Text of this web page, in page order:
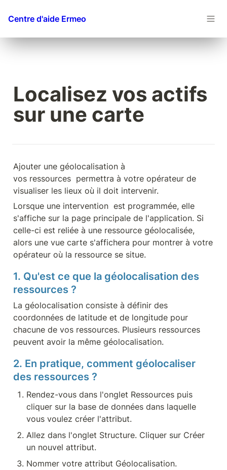
Centre d'aide Ermeo
Localisez vos actifs
sur une carte
Ajouter une géolocalisation à
vos ressources  permettra à votre opérateur de
visualiser les lieux où il doit intervenir.
Lorsque une intervention  est programmée, elle
s'affiche sur la page principale de l'application. Si
celle-ci est reliée à une ressource géolocalisée,
alors une vue carte s'affichera pour montrer à votre
opérateur où la ressource se situe.
1. Qu'est ce que la géolocalisation des
ressources ?
La géolocalisation consiste à définir des
coordonnées de latitude et de longitude pour
chacune de vos ressources. Plusieurs ressources
peuvent avoir la même géolocalisation.
2. En pratique, comment géolocaliser
des ressources ?
Rendez-vous dans l'onglet Ressources puis
cliquer sur la base de données dans laquelle
vous voulez créer l'attribut.
Allez dans l'onglet Structure. Cliquer sur Créer
un nouvel attribut.
Nommer votre attribut Géolocalisation.